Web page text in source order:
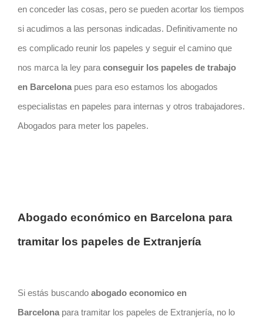
en conceder las cosas, pero se pueden acortar los tiempos
si acudimos a las personas indicadas. Definitivamente no
es complicado reunir los papeles y seguir el camino que
nos marca la ley paraconseguir los papeles de trabajo
en Barcelonapues para eso estamos los abogados
especialistas en papeles para internas y otros trabajadores.
Abogados para meter los papeles.
Abogado económico en Barcelona para
tramitar los papeles de Extranjería
Si estás buscando abogado economicoen
Barcelona para tramitar los papeles de Extranjería, no lo